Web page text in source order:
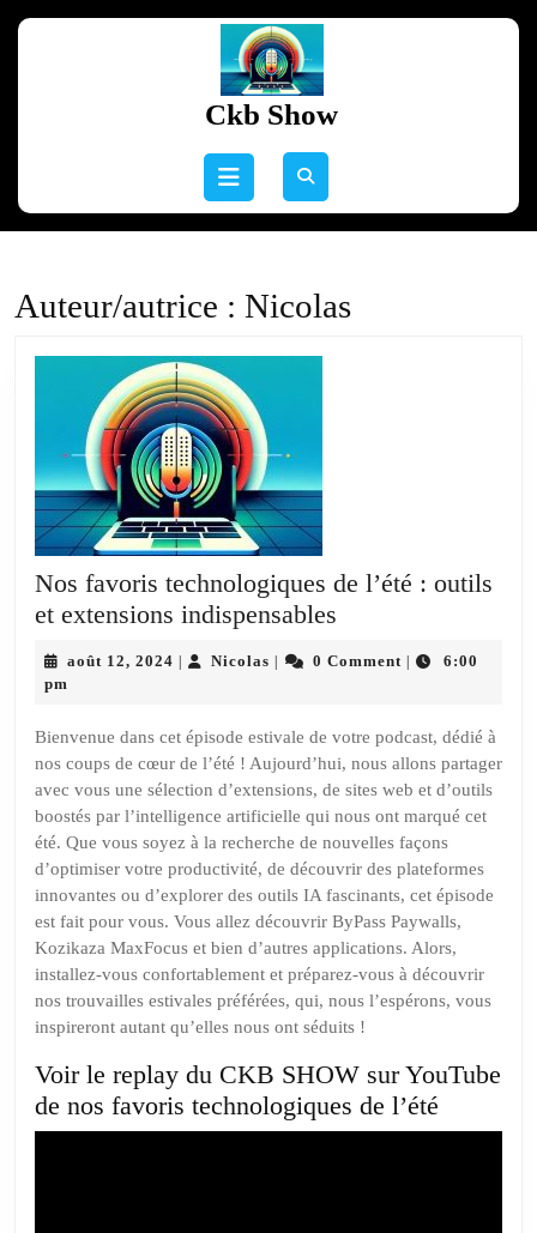
Ckb Show
Open
Auteur/autrice : Nicolas
Nos favoris technologiques de l’été : outils
et extensions indispensables
technologiques
l’été
:
outils
et
extensions
indispensables
août 12, 2024 août
Nicolas Nicolas0 Comment
6:00
pm
Bienvenue dans cet épisode estivale de votre podcast, dédié à
nos coups de cœur de l’été ! Aujourd’hui, nous allons partager
avec vous une sélection d’extensions, de sites web et d’outils
boostés par l’intelligence artificielle qui nous ont marqué cet
été. Que vous soyez à la recherche de nouvelles façons
d’optimiser votre productivité, de découvrir des plateformes
innovantes ou d’explorer des outils IA fascinants, cet épisode
est fait pour vous. Vous allez découvrir ByPass Paywalls,
Kozikaza MaxFocus et bien d’autres applications. Alors,
installez-vous confortablement et préparez-vous à découvrir
nos trouvailles estivales préférées, qui, nous l’espérons, vous
inspireront autant qu’elles nous ont séduits !
Voir le replay du CKB SHOW sur YouTube
de nos favoris technologiques de l’été